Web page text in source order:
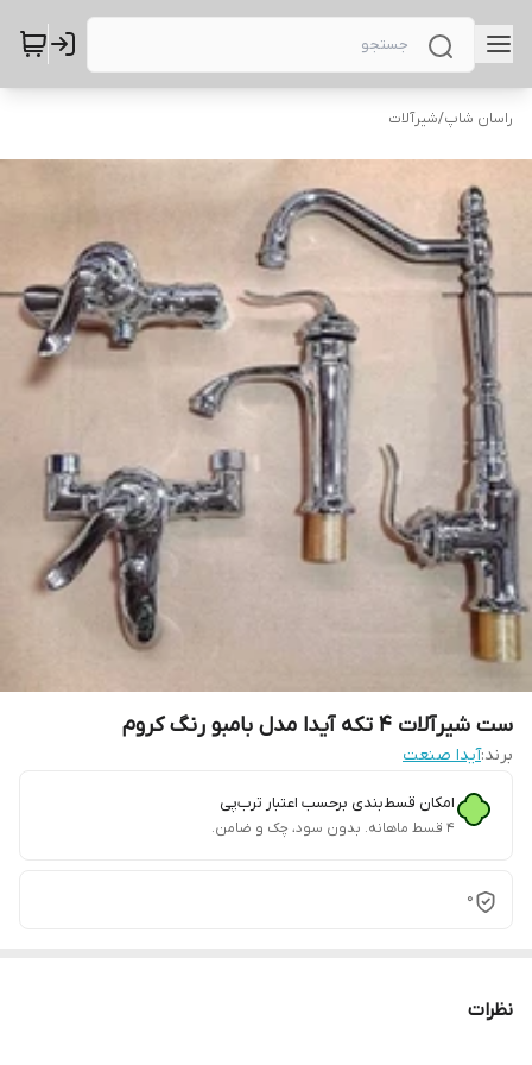
راسان شاپ/شیرآلات
ست شیرآلات 4 تکه آیدا مدل بامبو رنگ کروم
برند:آیدا صنعت
امکان قسط‌بندی برحسب اعتبار ترب‌پی
۴ قسط ماهانه. بدون سود، چک و ضامن.
0
نظرات